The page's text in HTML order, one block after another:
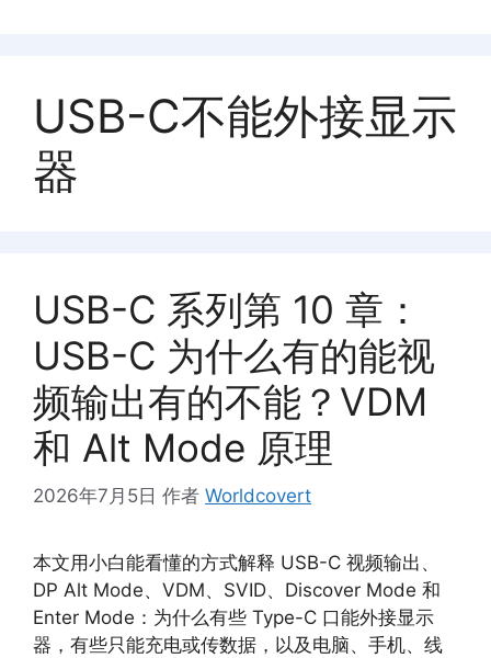
USB-C不能外接显示
器
USB-C 系列第 10 章：
USB-C 为什么有的能视
频输出有的不能？VDM
和 Alt Mode 原理
2026年7月5日 作者 Worldcovert
本文用小白能看懂的方式解释 USB-C 视频输出、
DP Alt Mode、VDM、SVID、Discover Mode 和
Enter Mode：为什么有些 Type-C 口能外接显示
器，有些只能充电或传数据，以及电脑、手机、线